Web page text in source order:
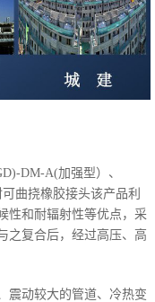
DM-A(加强型）、
曲挠橡胶接头该产品利
性和耐辐射性等优点，采
之复合后，经过高压、高
震动较大的管道、冷热变